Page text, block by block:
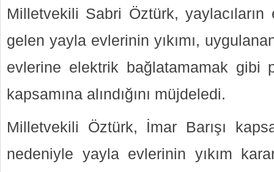
Milletvekili Sabri Öztürk,
gelen yayla evlerinin yıkımı,
evlerine elektrik bağlatamamak gibi
kapsamına alındığını müjdeledi.
Milletvekili Öztürk, İmar Barışı
nedeniyle yayla evlerinin yıkım